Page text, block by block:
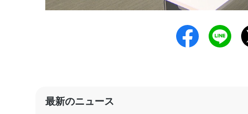
最新のニュース